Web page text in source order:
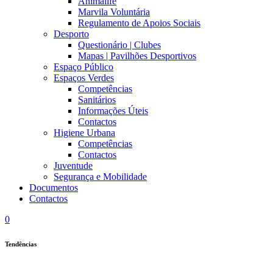
Marvila Voluntária
Regulamento de Apoios Sociais
Desporto
Questionário | Clubes
Mapas | Pavilhões Desportivos
Espaço Público
Espaços Verdes
Competências
Sanitários
Informações Úteis
Contactos
Higiene Urbana
Competências
Contactos
Juventude
Segurança e Mobilidade
Documentos
Contactos
0
Tendências